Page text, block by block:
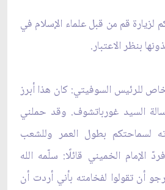
لزيارة قم من قبل علماء الإسلام في
بنظر الاعتبار.
للرئيس السوفيتي: كان هذا أبرز
السيد غورباتشوف. وقد حملني
لسماحتكم بطول العمر وللشعب
فردّ الإمام الخميني قائلًا: سلّمه الله
أن تقولوا لفخامته بأني أردت أن